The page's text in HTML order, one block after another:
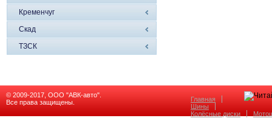
Кременчуг
Скад
ТЗСК
© 2009-2017, ООО "АВК-авто".
Все права защищены.
Главная
Шины
Колёсные диски